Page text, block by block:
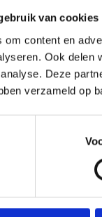
van cookies
om content en
Ook delen
Deze
verzameld op
in de
voor